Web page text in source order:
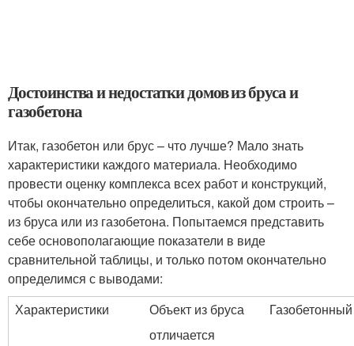
Достоинства и недостатки домов из бруса и
газобетона
Итак, газобетон или брус – что лучше? Мало знать
характеристики каждого материала. Необходимо
провести оценку комплекса всех работ и конструкций,
чтобы окончательно определиться, какой дом строить –
из бруса или из газобетона. Попытаемся представить
себе основополагающие показатели в виде
сравнительной таблицы, и только потом окончательно
определимся с выводами:
Характеристики
Объект из бруса
отличается